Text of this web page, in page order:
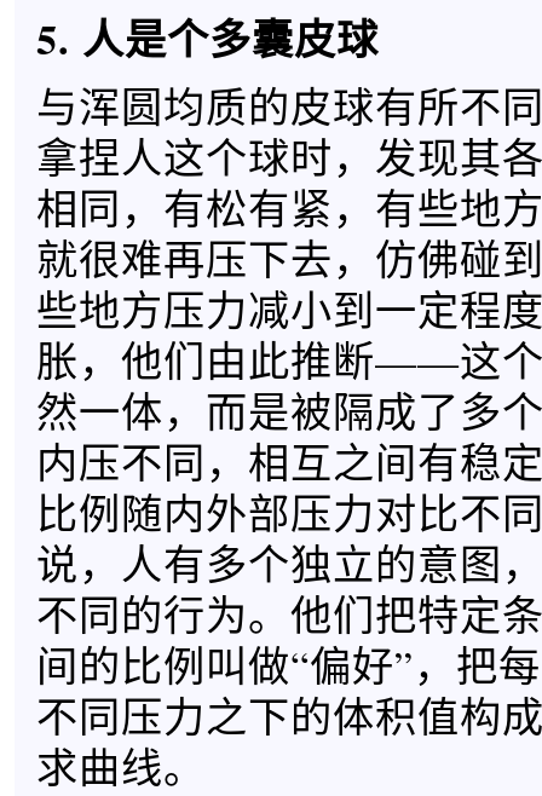
5. 人是个多囊皮球
与浑圆均质的皮球有所不
拿捏人这个球时，发现其
相同，有松有紧，有些地
就很难再压下去，仿佛碰
些地方压力减小到一定程
胀，他们由此推断——这
然一体，而是被隔成了多
内压不同，相互之间有稳
比例随内外部压力对比不
说，人有多个独立的意图
不同的行为。他们把特定
间的比例叫做“偏好”，把
不同压力之下的体积值构
求曲线。